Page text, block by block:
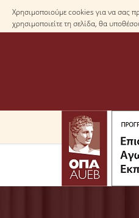
Χρησιμοποιούμε cookies για να σας
χρησιμοποιείτε τη σελίδα, θα